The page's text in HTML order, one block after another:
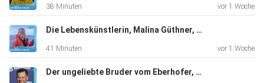
38 Minuten vor 1 Woche
Die Lebenskünstlerin, Malina Güthner, Wal-Tour-Guide und mehr, "Ich hatte auf jeden Fall total viel Angst"
41 Minuten vor 1 Woche
Der ungeliebte Bruder vom Eberhofer, Gerhard Wittmann, Schauspieler, "Ich hatte keinen Plan B"